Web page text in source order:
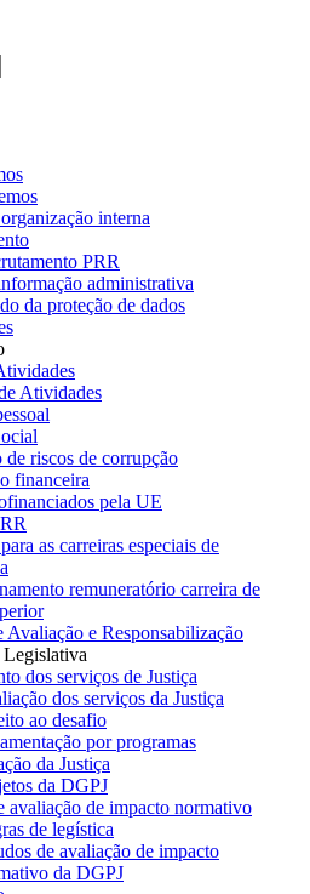
interna
PRR
administrativa
da proteção de dados
Atividades
de riscos de corrupção
financeira
pela UE
as carreiras especiais de
remuneratório carreira de
Avaliação e Responsabilização
Legislativa
dos serviços de Justiça
dos serviços da Justiça
ao desafio
por programas
da Justiça
da DGPJ
avaliação de impacto normativo
de legística
de avaliação de impacto
da DGPJ